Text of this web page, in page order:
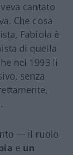
cantato
Che cosa
Fabiola è
di quella
nel 1993 li
senza
— il ruolo
e un